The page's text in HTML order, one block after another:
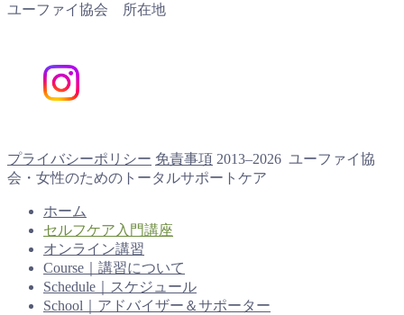
ユーファイ協会 所在地
プライバシーポリシー 免責事項 2013–2026 ユーファイ協
会・女性のためのトータルサポートケア
ホーム
セルフケア入門講座
オンライン講習
Course｜講習について
Schedule｜スケジュール
School｜アドバイザー＆サポーター